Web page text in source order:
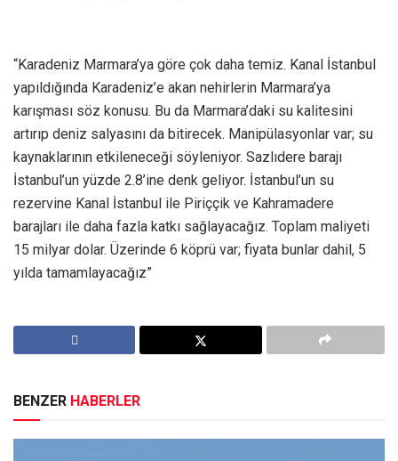
“Karadeniz Marmara’ya göre çok daha temiz. Kanal İstanbul
yapıldığında Karadeniz’e akan nehirlerin Marmara’ya
karışması söz konusu. Bu da Marmara’daki su kalitesini
artırıp deniz salyasını da bitirecek. Manipülasyonlar var; su
kaynaklarının etkileneceği söyleniyor. Sazlıdere barajı
İstanbul’un yüzde 2.8’ine denk geliyor. İstanbul’un su
rezervine Kanal İstanbul ile Piriççik ve Kahramadere
barajları ile daha fazla katkı sağlayacağız. Toplam maliyeti
15 milyar dolar. Üzerinde 6 köprü var; fiyata bunlar dahil, 5
yılda tamamlayacağız”
BENZER HABERLER